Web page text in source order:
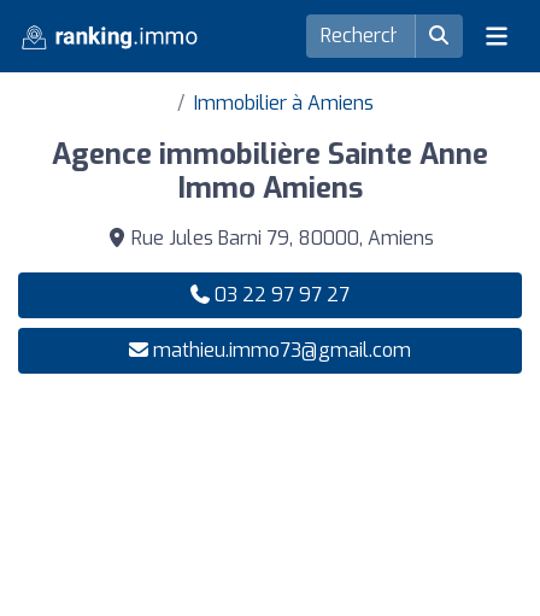
Immobilier à Amiens
Agence immobilière Sainte Anne
Immo Amiens
Rue Jules Barni 79, 80000, Amiens
03 22 97 97 27
mathieu.immo73@gmail.com